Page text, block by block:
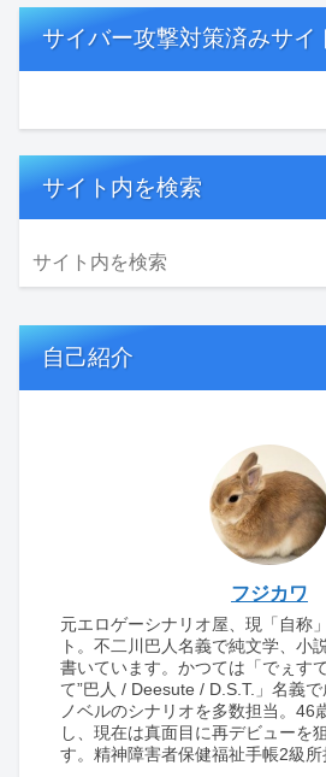
サイバー攻撃対策済みサイ
サイト内を検索
自己紹介
フジカワ
元エロゲーシナリオ屋、現「自称
ト。不二川巴人名義で純文学、小
書いています。かつては「でぇす
て”巴人 / Deesute / D.S.T.」名義
ノベルのシナリオを多数担当。46
し、現在は真面目に再デビューを
す。精神障害者保健福祉手帳2級所